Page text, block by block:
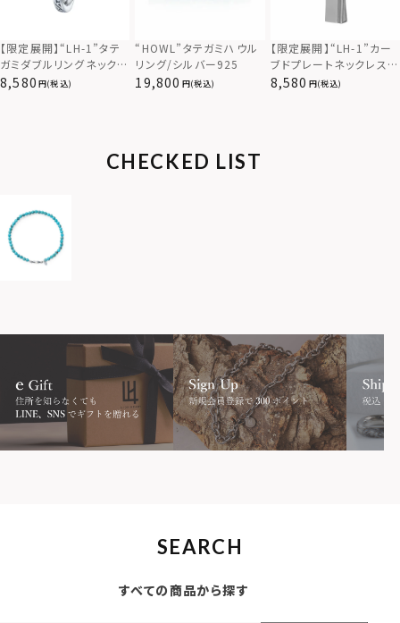
【限定展開】“LH-1”タテ
ガミダブルリングネックレ
ス（ツイスト/シルバー）/
8,580 (税込)
“HOWL”タテガミハウル
リング/シルバー925
19,800 (税込)
【限定展開】“LH-1”カー
ブドプレートネックレス/
サージカルステンレス（金
8,580 (税込)
CHECKED LIST
SEARCH
すべての商品から探す